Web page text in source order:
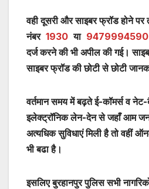
वही दूसरी और साइबर फ्रॉड होने पर
नंबर 1930 या 9479994590
दर्ज करने की भी अपील की गई।
साइबर फ्रॉड की छोटी से छोटी
वर्तमान समय में बढ़ते ई-कॉमर्स व
इलेक्ट्रॉनिक लेन-देन से जहाँ आम
अत्यधिक सुविधाएं मिली है तो वहीं
भी बढा है।
इसलिए बुरहानपुर पुलिस सभी